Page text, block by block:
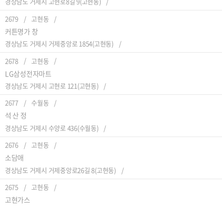
2679
고현동
커튼명가 창
경상남도 거제시 거제중앙로 1854(고현동)
2678
고현동
LG삼성전자마트
경상남도 거제시 고현로 121(고현동)
2677
수월동
석 산 정
경상남도 거제시 수양로 436(수월동)
2676
고현동
소담애
경상남도 거제시 거제중앙로26길 8(고현동)
2675
고현동
고현가스